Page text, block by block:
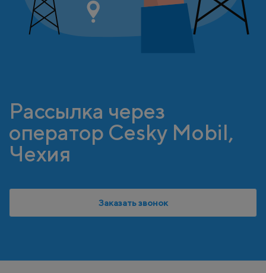
Рассылка через
оператор Cesky Mobil,
Чехия
Заказать звонок